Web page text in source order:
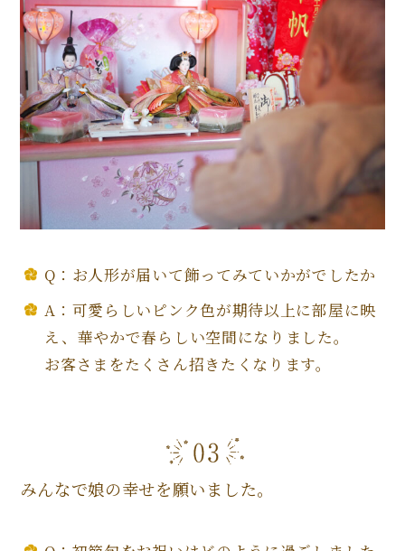
Q：お人形が届いて飾ってみていかがでしたか
A：可愛らしいピンク色が期待以上に部屋に映
え、華やかで春らしい空間になりました。
お客さまをたくさん招きたくなります。
みんなで娘の幸せを願いました。